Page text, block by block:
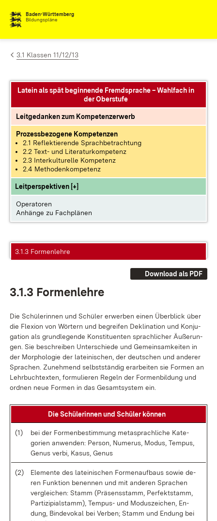
Zum Inhalt springen
Baden-Württemberg
Bildungspläne
3.1 Klassen 11/12/13
Latein als spät beginnende Fremdsprache – Wahlfach in
der Oberstufe
Leitgedanken zum Kompetenzerwerb
Prozessbezogene Kompetenzen
2.1 Reflektierende Sprachbetrachtung
2.2 Text- und Literaturkompetenz
2.3 Interkulturelle Kompetenz
2.4 Methodenkompetenz
Leitperspektiven [+]
Operatoren
Anhänge zu Fachplänen
3.1.3 Formenlehre​
Download als PDF
3.1.3 For­men­leh­re
Die Schü­le­rin­nen und Schü­ler er­wer­ben ei­nen Über­blick über
die Fle­xi­on von Wör­tern und be­grei­fen De­kli­na­ti­on und Kon­ju­
ga­ti­on als grund­le­gen­de Kon­sti­tu­en­ten sprach­li­cher Äu­ße­run­
gen. Sie be­schrei­ben Un­ter­schie­de und Ge­mein­sam­kei­ten in
der Mor­pho­lo­gie der la­tei­ni­schen, der deut­schen und an­de­rer
Spra­chen. Zu­neh­mend selbst­stän­dig er­ar­bei­ten sie For­men an
Lehr­buch­t­ex­ten, for­mu­lie­ren Re­geln der For­men­bil­dung und
ord­nen neue For­men in das Ge­samt­sys­tem ein.
Die Schü­le­rin­nen und Schü­ler kön­nen
(1)
bei der For­men­be­stim­mung me­tasprach­li­che Ka­te­
go­ri­en an­wen­den: Per­son, Nu­me­rus, Mo­dus, Tem­pus,
Ge­nus ver­bi, Ka­sus, Ge­nus
(2)
Ele­men­te des la­tei­ni­schen For­men­auf­baus so­wie de­
ren Funk­ti­on be­nen­nen und mit an­de­ren Spra­chen
ver­glei­chen: Stamm (Prä­sens­stamm, Per­fekt­stamm,
Par­ti­zi­pial­stamm), Tem­pus- und Mo­dus­zei­chen, En­
dung, Bin­de­vo­kal bei Ver­ben; Stamm und En­dung bei